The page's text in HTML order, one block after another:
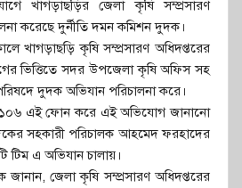
খাগড়াছড়ির জেলা কৃষি সম্প্রসারণ
করেছে দুর্নীতি দমন কমিশন দুদক।
খাগড়াছড়ি কৃষি সম্প্রসারণ অধিদপ্তরের
ভিত্তিতে সদর উপজেলা কৃষি অফিস সহ
দুদক অভিযান পরিচালনা করে।
১০৬ এই ফোন করে এই অভিযোগ জানানো
সহকারী পরিচালক আহমেদ ফরহাদের
টিম এ অভিযান চালায়।
জেলা কৃষি সম্প্রসারণ অধিদপ্তরের